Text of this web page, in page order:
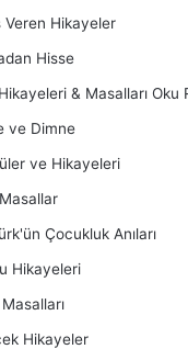
Veren Hikayeler
Hisse
& Masalları Oku
ve Dimne
ve Hikayeleri
Çocukluk Anıları
Hikayeleri
Hikayeler